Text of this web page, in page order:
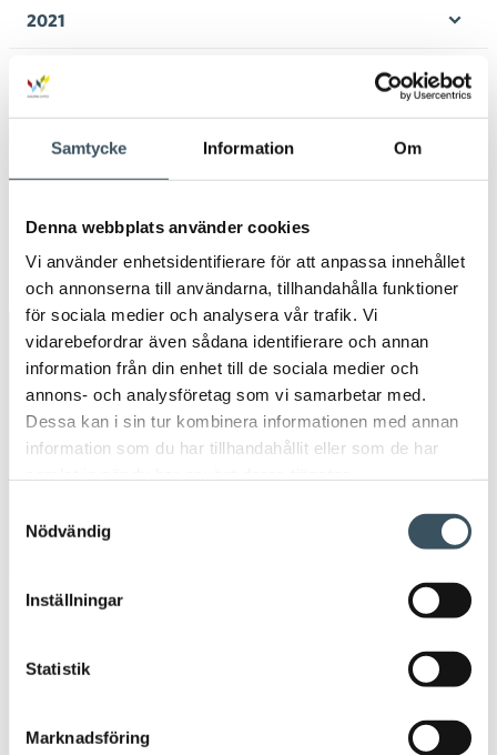
Samtycke Information Om
Denna webbplats använder cookies
Vi använder enhetsidentifierare för att anpassa innehållet
och annonserna till användarna, tillhandahålla funktioner
för sociala medier och analysera vår trafik. Vi
vidarebefordrar även sådana identifierare och annan
information från din enhet till de sociala medier och
annons- och analysföretag som vi samarbetar med.
Dessa kan i sin tur kombinera informationen med annan
information som du har tillhandahållit eller som de har
Nödvändig
Inställningar
Statistik
Marknadsföring
2021
2020
Avainsanat
Arbetsavtal arbetsavtalsblankett
Arbetsintyg arbetsliv beskattningen
digitala inköp
economi föräldraledighet